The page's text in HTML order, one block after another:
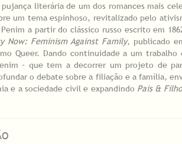
literária de um dos romances mais
um tema espinhoso, revitalizado pelo
a partir do clássico russo escrito em
Now: Feminism Against Family, publicado
Queer. Dando continuidade a um
– que tem a decorrer um projeto de
o debate sobre a filiação e a família,
e a sociedade civil e expandindo Pais &